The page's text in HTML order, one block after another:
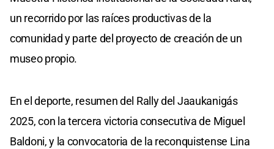
un recorrido por las raíces productivas de la
comunidad y parte del proyecto de creación de un
museo propio.
En el deporte, resumen del Rally del Jaaukanigás
2025, con la tercera victoria consecutiva de Miguel
Baldoni, y la convocatoria de la reconquistense Lina